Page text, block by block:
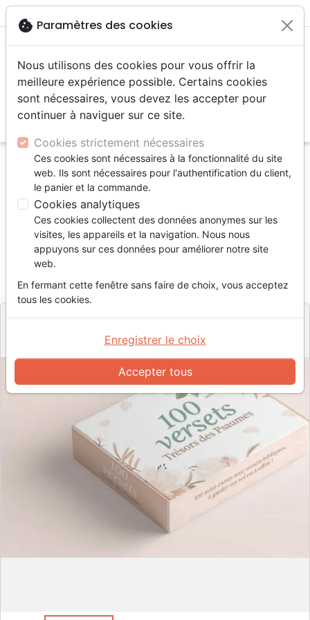
menu
Accueil Divers
Cartes
Coffret de 100 mini-cartes - 100 versets - Trésors
des Psaumes
Coffret de 100 mini-cartes
100 versets - Trésors des Psaumes
Editeur Cedis
cookie Paramètres des cookies
Nous utilisons des cookies pour vous offrir la
meilleure expérience possible. Certains cookies
sont nécessaires, vous devez les accepter pour
continuer à naviguer sur ce site.
Cookies strictement nécessaires
Ces cookies sont nécessaires à la fonctionnalité du site
web. Ils sont nécessaires pour l'authentification du client,
le panier et la commande.
Cookies analytiques
Ces cookies collectent des données anonymes sur les
visites, les appareils et la navigation. Nous nous
appuyons sur ces données pour améliorer notre site
web.
En fermant cette fenêtre sans faire de choix, vous acceptez
tous les cookies.
Accepter tous
Enregistrer le choix